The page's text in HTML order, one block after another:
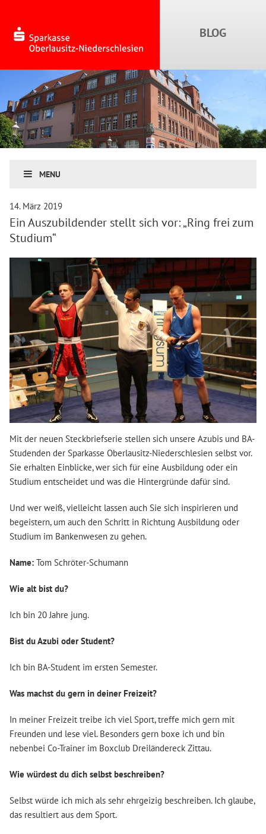
MENU
14. März 2019
Ein Auszubildender stellt sich vor: „Ring frei zum
Studium“
Mit der neuen Steckbriefserie stellen sich unsere Azubis und BA-
Studenden der Sparkasse Oberlausitz-Niederschlesien selbst vor.
Sie erhalten Einblicke, wer sich für eine Ausbildung oder ein
Studium entscheidet und was die Hintergründe dafür sind.
Und wer weiß, vielleicht lassen auch Sie sich inspirieren und
begeistern, um auch den Schritt in Richtung Ausbildung oder
Studium im Bankenwesen zu gehen.
Name: Tom Schröter-Schumann
Wie alt bist du?
Ich bin 20 Jahre jung.
Bist du Azubi oder Student?
Ich bin BA-Student im ersten Semester.
Was machst du gern in deiner Freizeit?
In meiner Freizeit treibe ich viel Sport, treffe mich gern mit
Freunden und lese viel. Besonders gern boxe ich und bin
nebenbei Co-Trainer im Boxclub Dreiländereck Zittau.
Wie würdest du dich selbst beschreiben?
Selbst würde ich mich als sehr ehrgeizig beschreiben. Ich glaube,
das resultiert aus dem Sport.